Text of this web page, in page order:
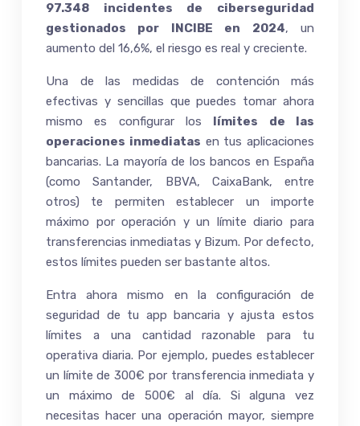
97.348 incidentes de ciberseguridad
gestionados por INCIBE en 2024, un
aumento del 16,6%, el riesgo es real y creciente.
Una de las medidas de contención más
efectivas y sencillas que puedes tomar ahora
mismo es configurar los límites de las
operaciones inmediatas en tus aplicaciones
bancarias. La mayoría de los bancos en España
(como Santander, BBVA, CaixaBank, entre
otros) te permiten establecer un importe
máximo por operación y un límite diario para
transferencias inmediatas y Bizum. Por defecto,
estos límites pueden ser bastante altos.
Entra ahora mismo en la configuración de
seguridad de tu app bancaria y ajusta estos
límites a una cantidad razonable para tu
operativa diaria. Por ejemplo, puedes establecer
un límite de 300€ por transferencia inmediata y
un máximo de 500€ al día. Si alguna vez
necesitas hacer una operación mayor, siempre